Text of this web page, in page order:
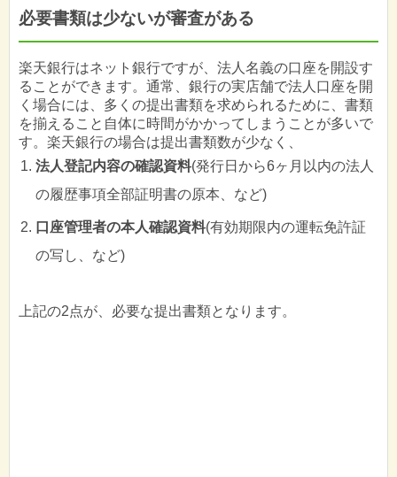
必要書類は少ないが審査がある
楽天銀行はネット銀行ですが、法人名義の口座を開設す
ることができます。通常、銀行の実店舗で法人口座を開
く場合には、多くの提出書類を求められるために、書類
を揃えること自体に時間がかかってしまうことが多いで
す。楽天銀行の場合は提出書類数が少なく、
法人登記内容の確認資料(発行日から6ヶ月以内の法人
の履歴事項全部証明書の原本、など)
口座管理者の本人確認資料(有効期限内の運転免許証
の写し、など)
上記の2点が、必要な提出書類となります。